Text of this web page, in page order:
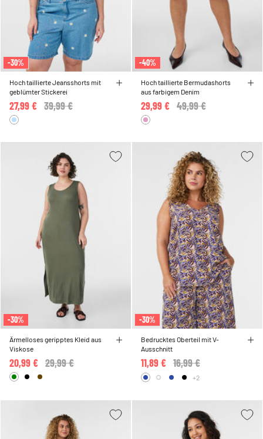
-30%
Hoch taillierte Jeansshorts mit
geblümter Stickerei
Price reduced from
39,99 €
27,99 €
-40%
Hoch taillierte Bermudashorts
aus farbigem Denim
Price reduced from
49,99 €
29,99 €
-30%
Ärmelloses geripptes Kleid aus
Viskose
Price reduced from
29,99 €
20,99 €
-30%
Bedrucktes Oberteil mit V-
Ausschnitt
Price reduced from
16,99 €
11,89 €
+2